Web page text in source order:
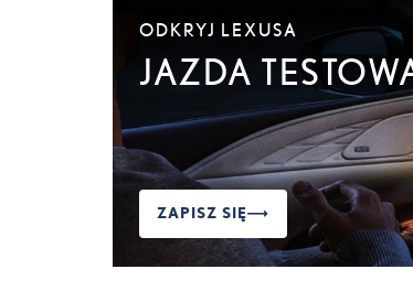
ODKRYJ LEXUSA
JAZDA
ZAPISZ SIĘ